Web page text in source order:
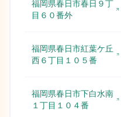
福岡県春日市春日９丁
目６０番外
福岡県春日市紅葉ケ丘
西６丁目１０５番
福岡県春日市下白水南
１丁目１０４番